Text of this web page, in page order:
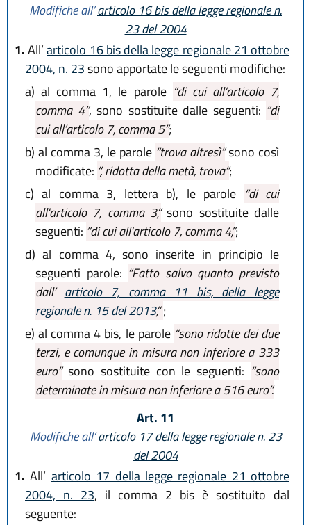
Modifiche all’articolo 16 bis della legge regionale n.
23 del 2004
1.All’articolo 16 bis della legge regionale 21 ottobre
2004, n. 23sono apportate le seguenti modifiche:
a) al comma 1, le parole “di cui all’articolo 7,
comma 4”, sono sostituite dalle seguenti: “di
cui all’articolo 7, comma 5”;
b) al comma 3, le parole “trova altresì”sono così
modificate: “, ridotta della metà, trova”;
c) al comma 3, lettera b), le parole “di cui
all'articolo 7, comma 3,”sono sostituite dalle
seguenti: “di cui all'articolo 7, comma 4,”;
d) al comma 4, sono inserite in principio le
seguenti parole: “Fatto salvo quanto previsto
dall’ articolo 7, comma 11 bis, della legge
regionale n. 15 del 2013,”;
e) al comma 4 bis, le parole “sono ridotte dei due
terzi, e comunque in misura non inferiore a 333
euro”sono sostituite con le seguenti: “sono
determinate in misura non inferiore a 516 euro”.
Art. 11
Modifiche all’articolo 17 della legge regionale n. 23
del 2004
1. All’ articolo 17 della legge regionale 21 ottobre
2004, n. 23, il comma 2 bis è sostituito dal
seguente: